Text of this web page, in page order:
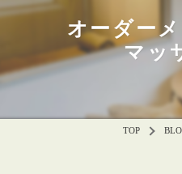
オーダー
マッ
TOP